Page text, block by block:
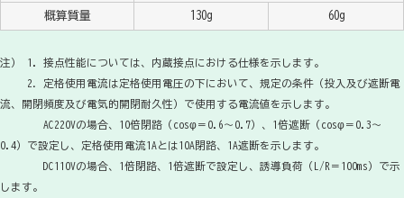
概算質量 130g 60g
注） 1. 接点性能については、内蔵接点における仕様を示します。
2．定格使用電流は定格使用電圧の下において、規定の条件（投入及び遮断電
流、開閉頻度及び電気的開閉耐久性）で使用する電流値を示します。
AC220Vの場合、10倍閉路（cosφ＝0.6～0.7）、1倍遮断（cosφ＝0.3～
0.4）で設定し、定格使用電流1Aとは10A閉路、1A遮断を示します。
DC110Vの場合、1倍閉路、1倍遮断で設定し、誘導負荷（L/R＝100ms）で示
します。